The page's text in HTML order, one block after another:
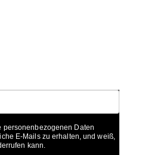
personenbezogenen Daten
E-Mails zu erhalten, und weiß,
kann.